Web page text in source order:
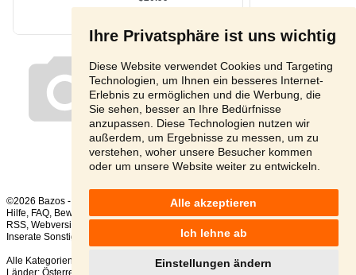
Ihre Privatsphäre ist uns wichtig
Diese Website verwendet Cookies und Targeting
Technologien, um Ihnen ein besseres Internet-
Erlebnis zu ermöglichen und die Werbung, die
Sie sehen, besser an Ihre Bedürfnisse
anzupassen. Diese Technologien nutzen wir
außerdem, um Ergebnisse zu messen, um zu
verstehen, woher unsere Besucher kommen
oder um unsere Website weiter zu entwickeln.
Alle akzeptieren
Ich lehne ab
Einstellungen ändern
©2026 Bazos -
Hilfe, FAQ, Bewertung Datenschutzerklärung
RSS,
Inserate Sonstige gesamt:
, in 24 Stunden:2
Alle Kategorien
Länder: Österreich Polen